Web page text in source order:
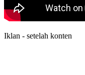
Iklan - setelah konten